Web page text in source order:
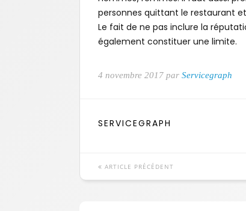
personnes quittant le restaurant
Le fait de ne pas inclure la
également constituer une limite.
4 novembre 2017 par Servicegraph
SERVICEGRAPH
ARTICLE PRÉCÉDENT